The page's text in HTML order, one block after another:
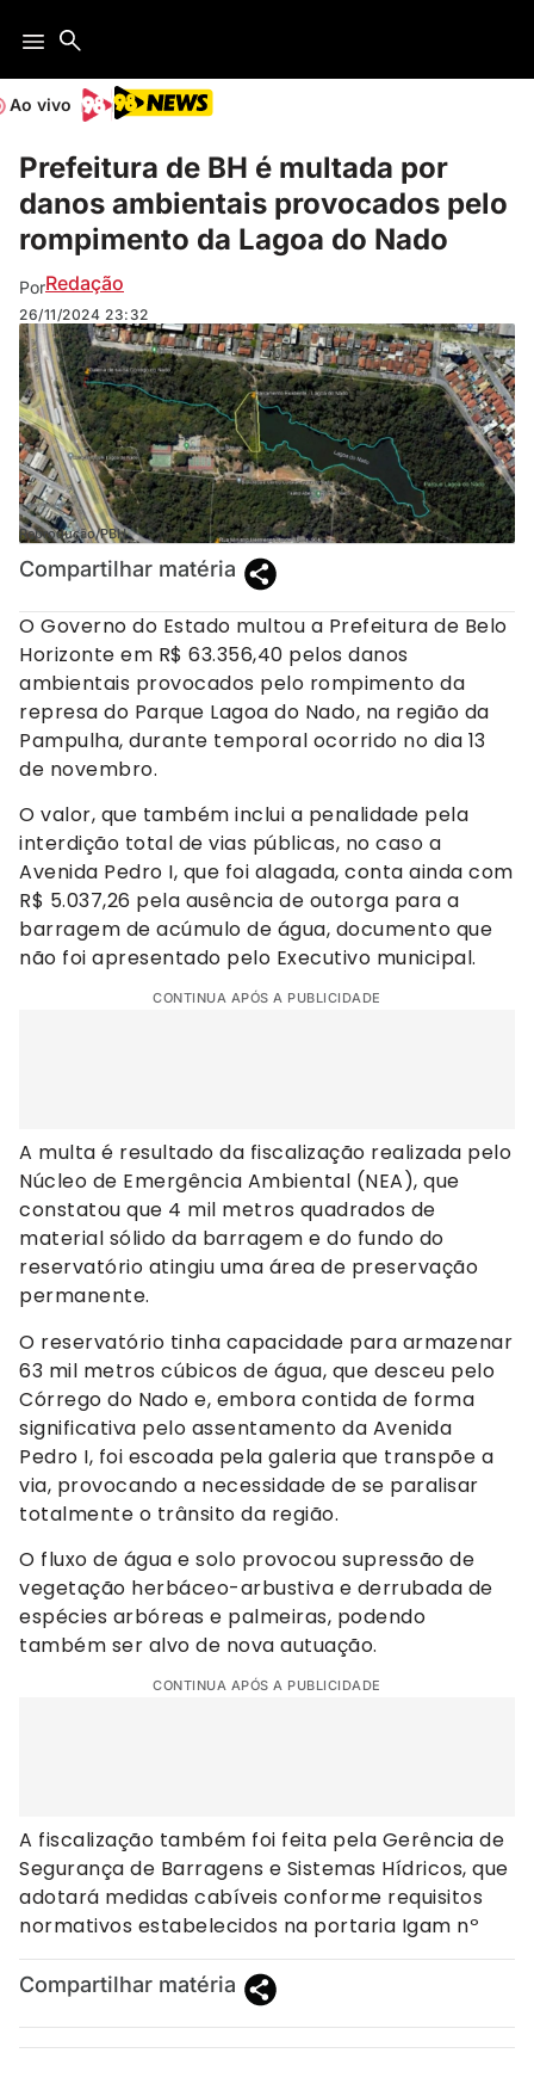
Ao vivo
Prefeitura de BH é multada por
danos ambientais provocados pelo
rompimento da Lagoa do Nado
PorRedação
26/11/2024 23:32
Reprodução/PBH
Compartilhar matéria
O Governo do Estado multou a Prefeitura de Belo
Horizonte em R$ 63.356,40 pelos danos
ambientais provocados pelo rompimento da
represa do Parque Lagoa do Nado, na região da
Pampulha, durante temporal ocorrido no dia 13
de novembro.
O valor, que também inclui a penalidade pela
interdição total de vias públicas, no caso a
Avenida Pedro I, que foi alagada, conta ainda com
R$ 5.037,26 pela ausência de outorga para a
barragem de acúmulo de água, documento que
não foi apresentado pelo Executivo municipal.
CONTINUA APÓS A PUBLICIDADE
A multa é resultado da fiscalização realizada pelo
Núcleo de Emergência Ambiental (NEA), que
constatou que 4 mil metros quadrados de
material sólido da barragem e do fundo do
reservatório atingiu uma área de preservação
permanente.
O reservatório tinha capacidade para armazenar
63 mil metros cúbicos de água, que desceu pelo
Córrego do Nado e, embora contida de forma
significativa pelo assentamento da Avenida
Pedro I, foi escoada pela galeria que transpõe a
via, provocando a necessidade de se paralisar
totalmente o trânsito da região.
O fluxo de água e solo provocou supressão de
vegetação herbáceo-arbustiva e derrubada de
espécies arbóreas e palmeiras, podendo
também ser alvo de nova autuação.
CONTINUA APÓS A PUBLICIDADE
A fiscalização também foi feita pela Gerência de
Segurança de Barragens e Sistemas Hídricos, que
adotará medidas cabíveis conforme requisitos
normativos estabelecidos na portaria Igam nº
Compartilhar matéria